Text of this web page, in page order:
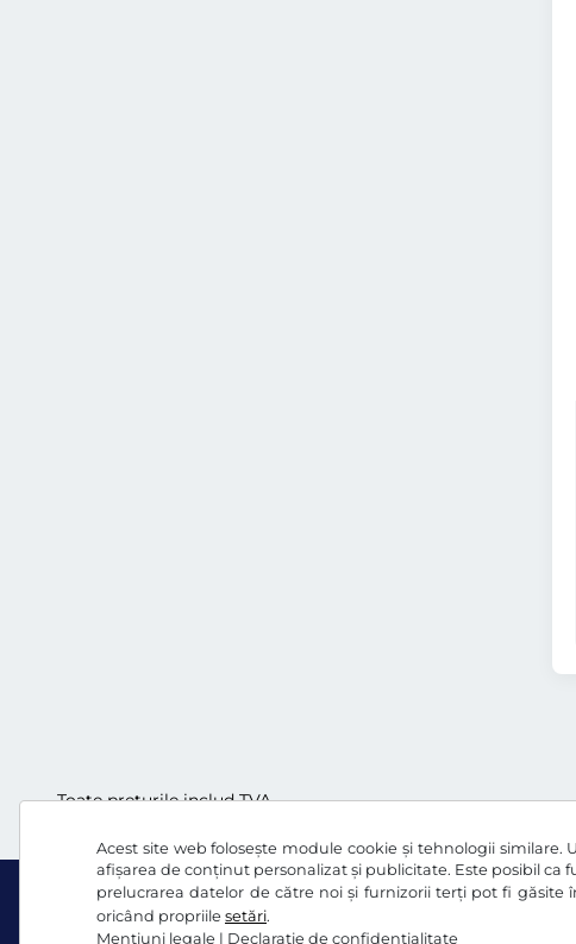
Acest site web folosește module cookie și tehnologii
afișarea de conținut personalizat și publicitate. Este posibil
prelucrarea datelor de către noi și furnizorii terți pot fi găsite
oricând propriile setări.
Mențiuni legale | Declaraţie de confidențialitate
Toate prețurile includ TVA.